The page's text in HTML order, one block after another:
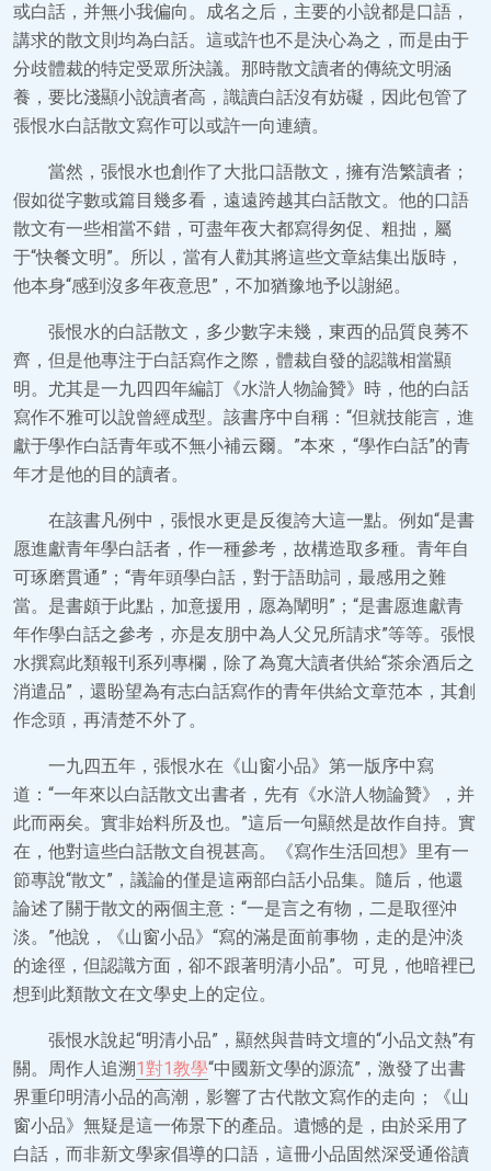
或白話，并無小我偏向。成名之后，主要的小說都是口語，
講求的散文則均為白話。這或許也不是決心為之，而是由于
分歧體裁的特定受眾所決議。那時散文讀者的傳統文明涵
養，要比淺顯小說讀者高，識讀白話沒有妨礙，因此包管了
張恨水白話散文寫作可以或許一向連續。
當然，張恨水也創作了大批口語散文，擁有浩繁讀者；
假如從字數或篇目幾多看，遠遠跨越其白話散文。他的口語
散文有一些相當不錯，可盡年夜大都寫得匆促、粗拙，屬
于“快餐文明”。所以，當有人勸其將這些文章結集出版時，
他本身“感到沒多年夜意思”，不加猶豫地予以謝絕。
張恨水的白話散文，多少數字未幾，東西的品質良莠不
齊，但是他專注于白話寫作之際，體裁自發的認識相當顯
明。尤其是一九四四年編訂《水滸人物論贊》時，他的白話
寫作不雅可以說曾經成型。該書序中自稱：“但就技能言，進
獻于學作白話青年或不無小補云爾。”本來，“學作白話”的青
年才是他的目的讀者。
在該書凡例中，張恨水更是反復誇大這一點。例如“是書
愿進獻青年學白話者，作一種參考，故構造取多種。青年自
可琢磨貫通”；“青年頭學白話，對于語助詞，最感用之難
當。是書頗于此點，加意援用，愿為闡明”；“是書愿進獻青
年作學白話之參考，亦是友朋中為人父兄所請求”等等。張恨
水撰寫此類報刊系列專欄，除了為寬大讀者供給“茶余酒后之
消遣品”，還盼望為有志白話寫作的青年供給文章范本，其創
作念頭，再清楚不外了。
一九四五年，張恨水在《山窗小品》第一版序中寫
道：“一年來以白話散文出書者，先有《水滸人物論贊》，并
此而兩矣。實非始料所及也。”這后一句顯然是故作自持。實
在，他對這些白話散文自視甚高。《寫作生活回想》里有一
節專說“散文”，議論的僅是這兩部白話小品集。隨后，他還
論述了關于散文的兩個主意：“一是言之有物，二是取徑沖
淡。”他說，《山窗小品》“寫的滿是面前事物，走的是沖淡
的途徑，但認識方面，卻不跟著明清小品”。可見，他暗裡已
想到此類散文在文學史上的定位。
張恨水說起“明清小品”，顯然與昔時文壇的“小品文熱”有
關。周作人追溯1對1教學“中國新文學的源流”，激發了出書
界重印明清小品的高潮，影響了古代散文寫作的走向；《山
窗小品》無疑是這一佈景下的產品。遺憾的是，由於采用了
白話，而非新文學家倡導的口語，這冊小品固然深受通俗讀